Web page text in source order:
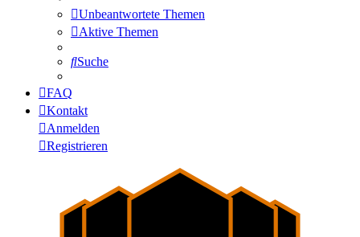
Unbeantwortete Themen
Aktive Themen
Suche
FAQ
Kontakt
Anmelden
Registrieren